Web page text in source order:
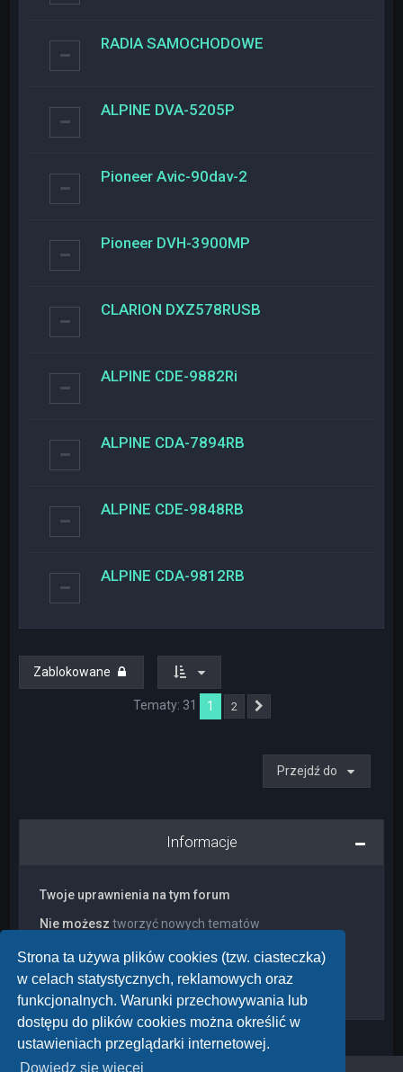
Strona ta używa plików cookies (tzw. ciasteczka)
w celach statystycznych, reklamowych oraz
funkcjonalnych. Warunki przechowywania lub
dostępu do plików cookies można określić w
ustawieniach przeglądarki internetowej.
Dowiedz się więcej
RADIA SAMOCHODOWE
ALPINE DVA-5205P
Pioneer Avic-90dav-2
Pioneer DVH-3900MP
CLARION DXZ578RUSB
ALPINE CDE-9882Ri
ALPINE CDA-7894RB
ALPINE CDE-9848RB
ALPINE CDA-9812RB
Zablokowane
Tematy: 31 1 2
Przejdź do
Informacje
Twoje uprawnienia na tym forum
Nie możesz tworzyć nowych tematów
Nie możeszzmieniać swoich postów
Nie możesz
usuwać swoich postów
Nie możeszdodawać załączników